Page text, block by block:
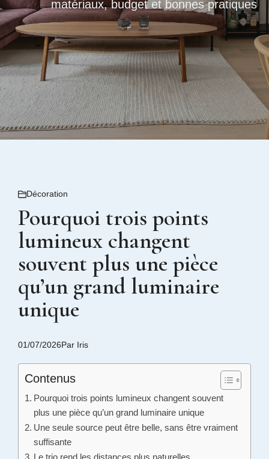
matériaux, budget et bonnes pratiques
Décoration
Pourquoi trois points
lumineux changent
souvent plus une pièce
qu’un grand luminaire
unique
01/07/2026Par Iris
Contenus
Pourquoi trois points lumineux changent souvent
plus une pièce qu’un grand luminaire unique
Une seule source peut être belle, sans être vraiment
suffisante
Le trio rend les distances plus naturelles